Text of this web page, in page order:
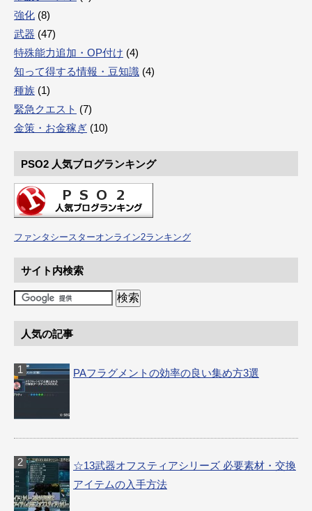
強化 (8)
武器 (47)
特殊能力追加・OP付け (4)
知って得する情報・豆知識 (4)
種族 (1)
緊急クエスト (7)
金策・お金稼ぎ (10)
PSO2 人気ブログランキング
ファンタシースターオンライン2ランキング
サイト内検索
人気の記事
PAフラグメントの効率の良い集め方3選
☆13武器オフスティアシリーズ 必要素材・交換
アイテムの入手方法